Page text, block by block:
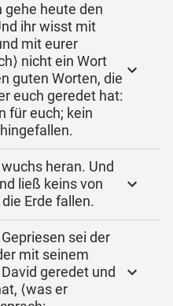
gehe heute den
ihr wisst mit
mit eurer
nicht ein Wort
guten Worten, die
euch geredet hat:
für euch; kein
heran. Und
ließ keins von
Erde fallen.
sei der
mit seinem
geredet und
⟨was er